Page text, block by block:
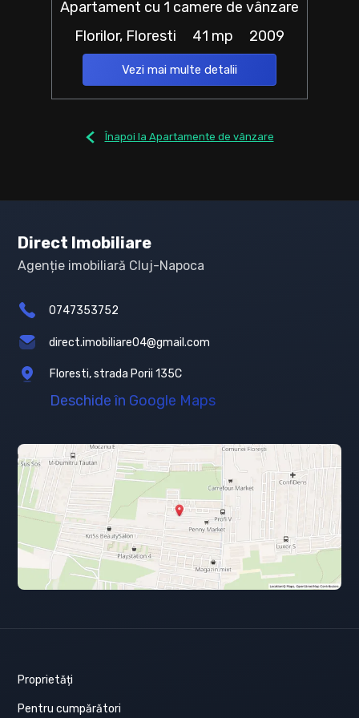
Apartament cu 1 camere de vânzare
Florilor, Floresti
41 mp 2009
Vezi mai multe detalii
Înapoi la Apartamente de vânzare
Direct Imobiliare
Agenție imobiliară Cluj-Napoca
0747353752
direct.imobiliare04@gmail.com
Floresti, strada Porii 135C
Deschide în Google Maps
Proprietăți
Pentru cumpărători